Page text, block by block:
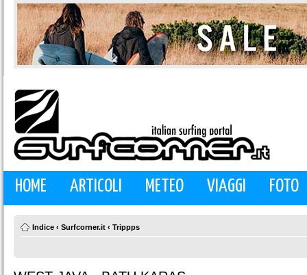
HOME ARTICOLI METEO VIAGGI FOTO
Indice ‹ Surfcorner.it ‹ Trippps